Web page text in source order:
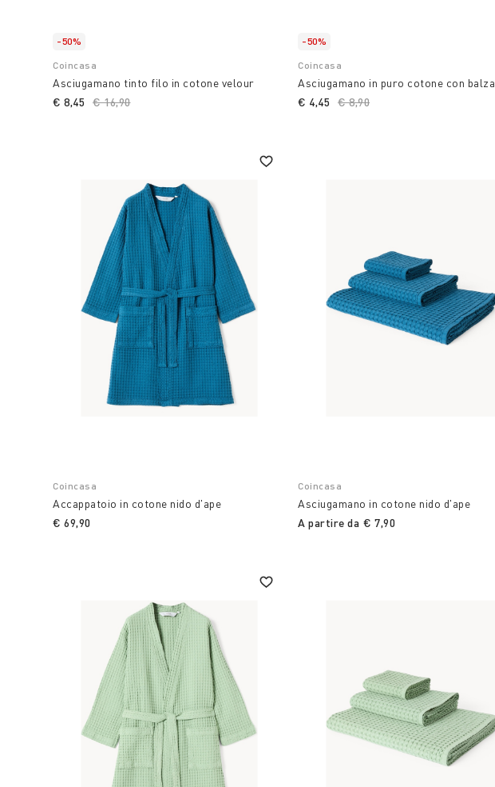
-50%
Coincasa
Asciugamano tinto filo in cotone velour
Price reduced from
€ 16,90to
€ 8,45
-50%
Coincasa
Asciugamano in puro cotone con balza
Price reduced from
€ 8,90
€ 4,45
Coincasa
Accappatoio in cotone nido d'ape
€ 69,90
Coincasa
Asciugamano in cotone nido d'ape
A partire da € 7,90